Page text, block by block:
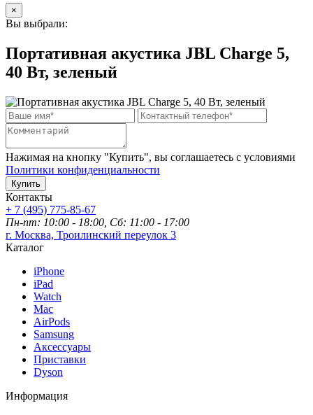
×
Вы выбрали:
Портативная акустика JBL Charge 5,
40 Вт, зеленый
Нажимая на кнопку "Купить", вы соглашаетесь с условиями
Политики конфиденциальности
Купить
Контакты
+ 7 (495) 775-85-67
Пн-пт: 10:00 - 18:00, Сб: 11:00 - 17:00
г. Москва, Троилинский переулок 3
Каталог
iPhone
iPad
Watch
Mac
AirPods
Samsung
Аксессуары
Приставки
Dyson
Информация